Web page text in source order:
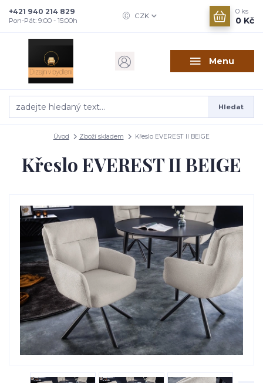
Menu
CZK
Hledat
+421 940 214 829
Pon-Pát: 9:00 - 15:00h
0 ks
0 Kč
Úvod Zboží skladem Křeslo EVEREST II BEIGE
Křeslo EVEREST II BEIGE